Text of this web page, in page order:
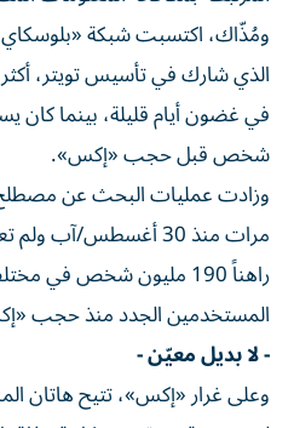
ومُذّاك، اكتسبت شبكة
الذي شارك في تأسيس تويتر،
شخص قبل حجب «إكس».
وزادت عمليات البحث عن مصطلح
مرات منذ 30 أغسطس/آب
راهناً 190 مليون شخص في
المستخدمين الجدد منذ حجب
- لا بديل معيّن -
وعلى غرار «إكس»، تتيح هاتان